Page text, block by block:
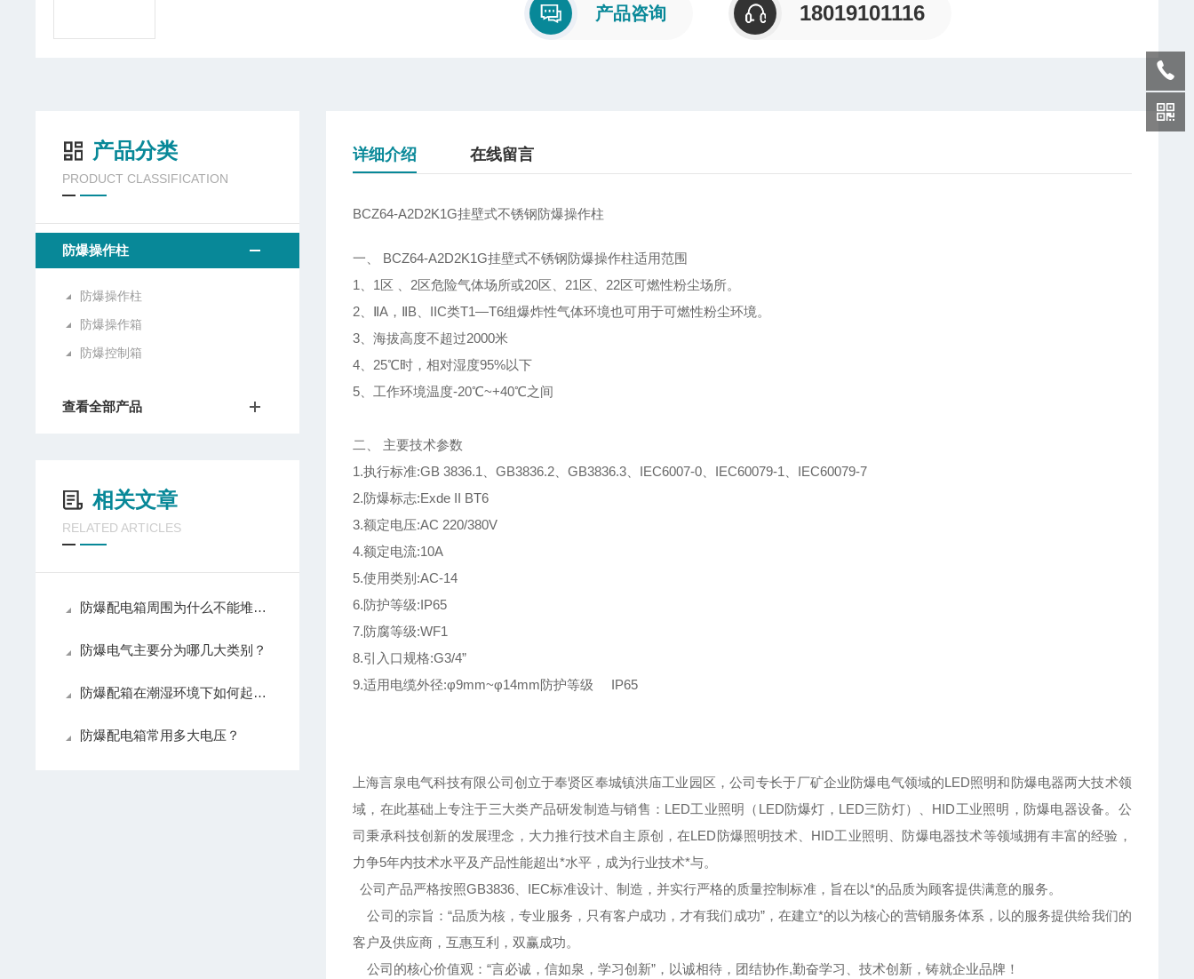
产品咨询 18019101116
产品分类
PRODUCT CLASSIFICATION
防爆操作柱
防爆操作柱
防爆操作箱
防爆控制箱
查看全部产品
相关文章
RELATED ARTICLES
防爆配电箱周围为什么不能堆放杂物？
防爆电气主要分为哪几大类别？
防爆配箱在潮湿环境下如何起到防爆作用？
防爆配电箱常用多大电压？
详细介绍 在线留言
BCZ64-A2D2K1G挂壁式不锈钢防爆操作柱
一、 BCZ64-A2D2K1G挂壁式不锈钢防爆操作柱适用范围
1、1区 、2区危险气体场所或20区、21区、22区可燃性粉尘场所。
2、ⅡA，ⅡB、IIC类T1—T6组爆炸性气体环境也可用于可燃性粉尘环境。
3、海拔高度不超过2000米
4、25℃时，相对湿度95%以下
5、工作环境温度-20℃~+40℃之间
二、 主要技术参数
1.执行标准:GB 3836.1、GB3836.2、GB3836.3、IEC6007-0、IEC60079-1、IEC60079-7
2.防爆标志:Exde II BT6
3.额定电压:AC 220/380V
4.额定电流:10A
5.使用类别:AC-14
6.防护等级:IP65
7.防腐等级:WF1
8.引入口规格:G3/4”
9.适用电缆外径:φ9mm~φ14mm防护等级 IP65
上海言泉电气科技有限公司创立于奉贤区奉城镇洪庙工业园区，公司专长于厂矿企业防爆电气领域的LED照明和防爆电器两大技术领
域，在此基础上专注于三大类产品研发制造与销售：LED工业照明（LED防爆灯，LED三防灯）、HID工业照明，防爆电器设备。公
司秉承科技创新的发展理念，大力推行技术自主原创，在LED防爆照明技术、HID工业照明、防爆电器技术等领域拥有丰富的经验，
力争5年内技术水平及产品性能超出*水平，成为行业技术*与。
公司产品严格按照GB3836、IEC标准设计、制造，并实行严格的质量控制标准，旨在以*的品质为顾客提供满意的服务。
公司的宗旨：“品质为核，专业服务，只有客户成功，才有我们成功”，在建立*的以为核心的营销服务体系，以的服务提供给我们的
客户及供应商，互惠互利，双赢成功。
公司的核心价值观：“言必诚，信如泉，学习创新”，以诚相待，团结协作,勤奋学习、技术创新，铸就企业品牌！